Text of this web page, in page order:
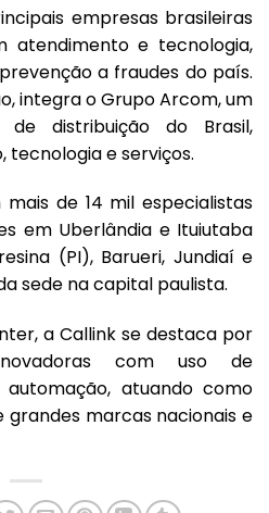
empresas brasileiras
atendimento e tecnologia,
a fraudes do país.
integra o Grupo Arcom, um
distribuição do Brasil,
tecnologia e serviços.
de 14 mil especialistas
em Uberlândia e Ituiutaba
(PI), Barueri, Jundiaí e
sede na capital paulista.
a Callink se destaca por
com uso de
atuando como
marcas nacionais e